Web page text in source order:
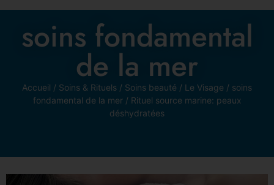
soins fondamental
de la mer
Accueil / Soins & Rituels / Soins beauté / Le Visage / soins
fondamental de la mer/ Rituel source marine: peaux
déshydratées